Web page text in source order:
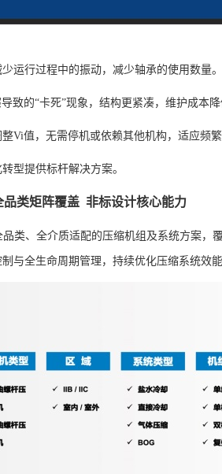
运行过程中的振动，减少轴承的使用数量。
致的“卡死”现象，结构更紧凑，维护成本降
Vi值，无需停机或依赖其他机构，适应频
型提供标杆解决方案。
品类矩阵覆盖 非标设计核心能力
类、全介质适配的压缩机组及系统方案，
与全生命周期管理，持续优化压缩系统效